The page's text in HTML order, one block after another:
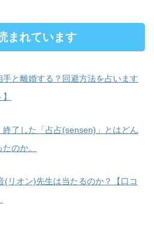
まれています
手と離婚する？回避方法を占います
終了した「占占(sensen)」とはどん
のか。
(リオン)先生は当たるのか？【口コ